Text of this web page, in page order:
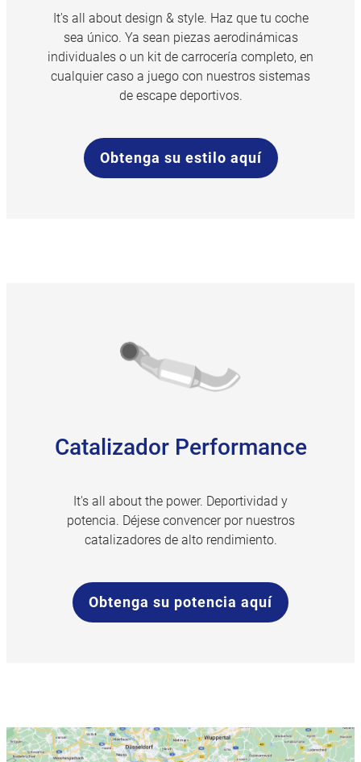
It's all about design & style. Haz que tu coche
sea único. Ya sean piezas aerodinámicas
individuales o un kit de carrocería completo, en
cualquier caso a juego con nuestros sistemas
de escape deportivos.
Obtenga su estilo aquí
Catalizador Performance
It's all about the power. Deportividad y
potencia. Déjese convencer por nuestros
catalizadores de alto rendimiento.
Obtenga su potencia aquí